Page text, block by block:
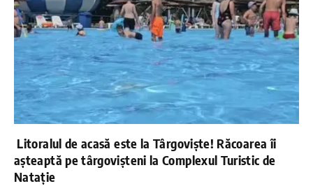
Litoralul de acasă este la Târgoviște! Răcoarea îi
așteaptă pe târgovișteni la Complexul Turistic de
Natație